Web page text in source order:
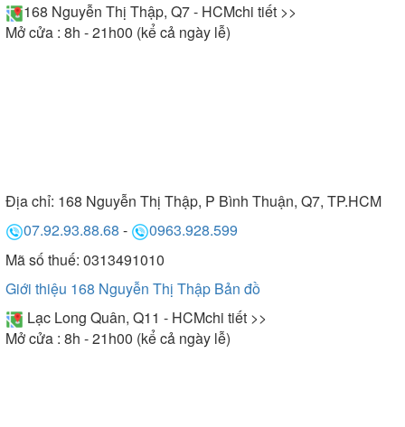
168 Nguyễn Thị Thập, Q7 - HCMchi tiết >>
Mở cửa : 8h - 21h00 (kể cả ngày lễ)
Địa chỉ: 168 Nguyễn Thị Thập, P Bình Thuận, Q7, TP.HCM
07.92.93.88.68 -
0963.928.599
Mã số thuế: 0313491010
Giới thiệu 168 Nguyễn Thị Thập Bản đồ
Lạc Long Quân, Q11 - HCMchi tiết >>
Mở cửa : 8h - 21h00 (kể cả ngày lễ)